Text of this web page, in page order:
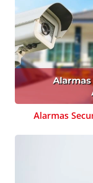
Alarmas